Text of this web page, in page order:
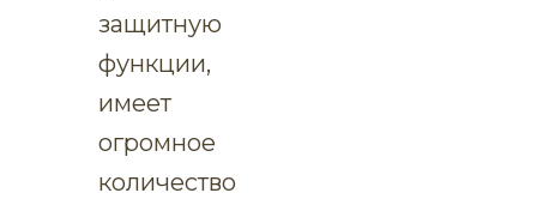
защитную
функции,
имеет
огромное
количество